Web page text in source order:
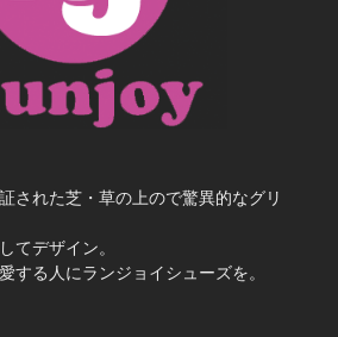
された芝・草の上ので驚異的なグリ
てデザイン。
する人にランジョイシューズを。